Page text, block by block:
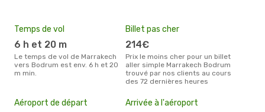
Turkish Airlines
BJV- RAK
Ven. 11 Sept.- Jeu. 17 Sept.
Turkish Airlines
BJV- RAK
Temps de vol
6 h et 20 m
Le temps de vol de Marrakech
vers Bodrum est env. 6 h et 20
m min.
Billet pas cher
214€
Prix le moins cher pour un billet
aller simple Marrakech Bodrum
trouvé par nos clients au cours
des 72 dernières heures
Aéroport de départ Arrivée à l'aéroport